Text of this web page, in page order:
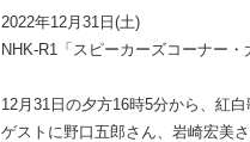
2022年12月31日(土)
NHK-R1「スピーカーズコーナー
12月31日の夕方16時5分から、紅
ゲストに野口五郎さん、岩崎宏美